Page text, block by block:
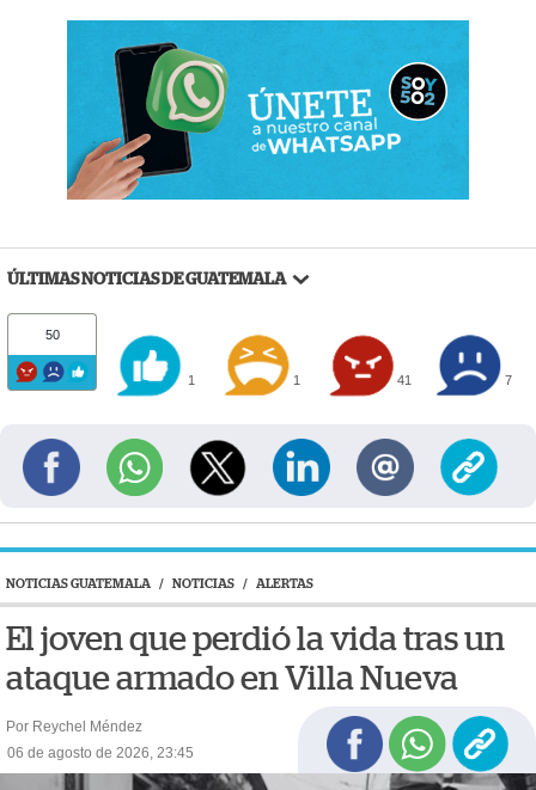
ÚLTIMAS NOTICIAS DE GUATEMALA
50
1 1 41 7
NOTICIAS GUATEMALA / NOTICIAS / ALERTAS
El joven que perdió la vida tras un
ataque armado en Villa Nueva
Por Reychel Méndez
06 de agosto de 2026, 23:45